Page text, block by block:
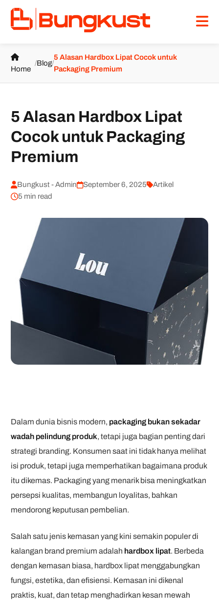
Home
/Blog/
5 Alasan Hardbox Lipat Cocok untuk
Packaging Premium
5 Alasan Hardbox Lipat
Cocok untuk Packaging
Premium
Bungkust - Admin September 6, 2025
Artikel
5 min read
Dalam dunia bisnis modern, packaging bukan sekadar
wadah pelindung produk, tetapi juga bagian penting dari
strategi branding. Konsumen saat ini tidak hanya melihat
isi produk, tetapi juga memperhatikan bagaimana produk
itu dikemas. Packaging yang menarik bisa meningkatkan
persepsi kualitas, membangun loyalitas, bahkan
mendorong keputusan pembelian.
Salah satu jenis kemasan yang kini semakin populer di
kalangan brand premium adalah hardbox lipat. Berbeda
dengan kemasan biasa, hardbox lipat menggabungkan
fungsi, estetika, dan efisiensi. Kemasan ini dikenal
praktis, kuat, dan tetap menghadirkan kesan mewah